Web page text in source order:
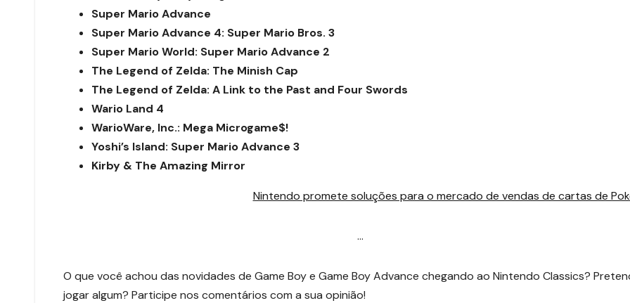
Super Mario Advance
Super Mario Advance 4: Super Mario Bros. 3
Super Mario World: Super Mario Advance 2
The Legend of Zelda: The Minish Cap
The Legend of Zelda: A Link to the Past and Four Swords
Wario Land 4
WarioWare, Inc.: Mega Microgame$!
Yoshi’s Island: Super Mario Advance 3
Kirby & The Amazing Mirror
Nintendo promete soluções para o mercado de vendas de cartas de
…
O que você achou das novidades de Game Boy e Game Boy Advance chegando ao Nintendo Classics?
jogar algum? Participe nos comentários com a sua opinião!